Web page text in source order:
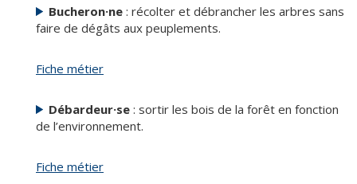
Bucheron·ne : récolter et débrancher les arbres sans
faire de dégâts aux peuplements.
Fiche métier
Débardeur·se : sortir les bois de la forêt en fonction
de l’environnement.
Fiche métier